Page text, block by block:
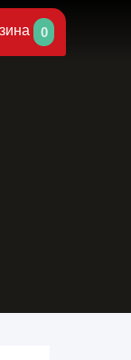
0